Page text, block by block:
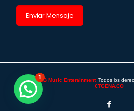
©2025 -SAB Music Enterainment, Todos los
CTGENA.CO
1